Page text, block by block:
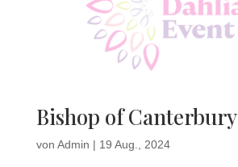
Bishop of Canterbury
von Admin | 19 Aug., 2024